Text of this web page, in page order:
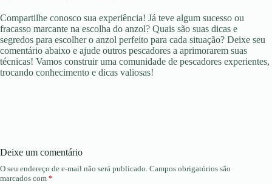
Compartilhe conosco sua experiência! Já teve algum sucesso ou
fracasso marcante na escolha do anzol? Quais são suas dicas e
segredos para escolher o anzol perfeito para cada situação? Deixe seu
comentário abaixo e ajude outros pescadores a aprimorarem suas
técnicas! Vamos construir uma comunidade de pescadores experientes,
trocando conhecimento e dicas valiosas!
Deixe um comentário
O seu endereço de e-mail não será publicado. Campos obrigatórios são
marcados com *